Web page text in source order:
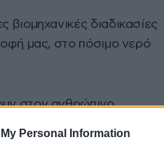
Personal Information
διαδικασίες
μας, στο πόσιμο νερό
στον ανθρώπινο
τοξικολογικό
διαφορετικοί